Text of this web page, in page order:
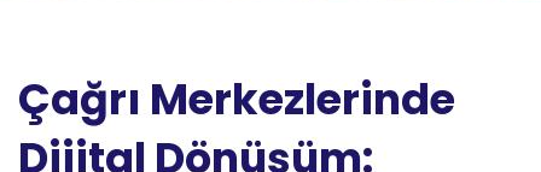
Çağrı Merkezlerinde
Dijital Dönüşüm: